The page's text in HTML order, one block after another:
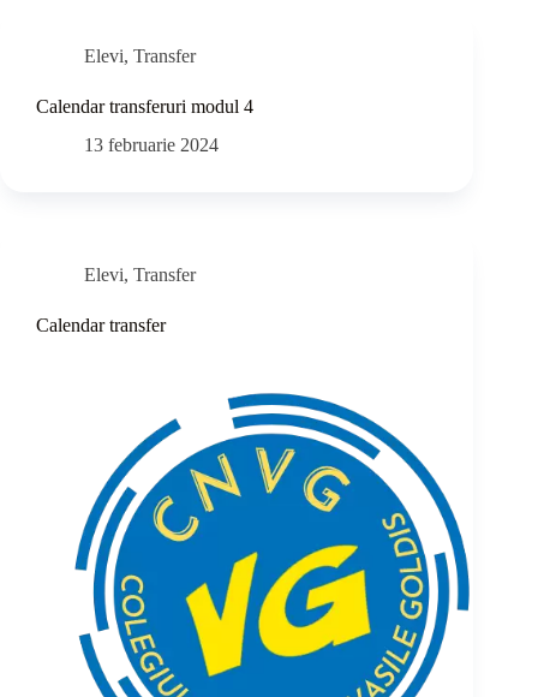
Elevi, Transfer
Calendar transferuri modul 4
13 februarie 2024
Elevi, Transfer
Calendar transfer